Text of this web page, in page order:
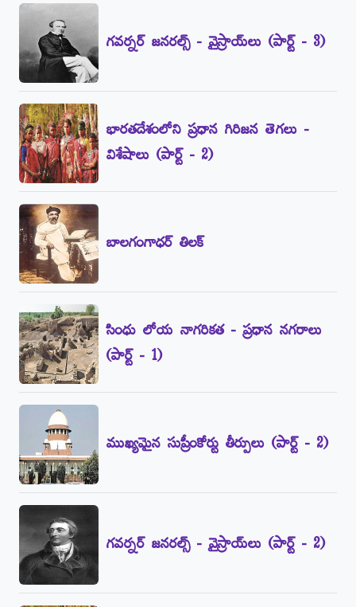
గవర్నర్‌ జనరల్స్‌ - వైస్రాయ్‌లు (పార్ట్‌ - 3)
భారతదేశంలోని ప్రధాన గిరిజన తెగలు -
విశేషాలు (పార్ట్‌ - 2)
బాలగంగాధర్‌ తిలక్‌
సింధు లోయ నాగరికత - ప్రధాన నగరాలు
(పార్ట్‌ - 1)
ముఖ్యమైన సుప్రీంకోర్టు తీర్పులు (పార్ట్‌ - 2)
గవర్నర్‌ జనరల్స్‌ - వైస్రాయ్‌లు (పార్ట్‌ - 2)